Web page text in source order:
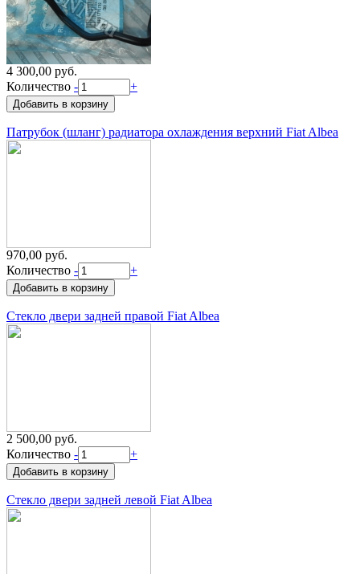
4 300,00 руб.
Количество - +
Патрубок (шланг) радиатора охлаждения верхний Fiat Albea
970,00 руб.
Количество - +
Стекло двери задней правой Fiat Albea
2 500,00 руб.
Количество - +
Стекло двери задней левой Fiat Albea